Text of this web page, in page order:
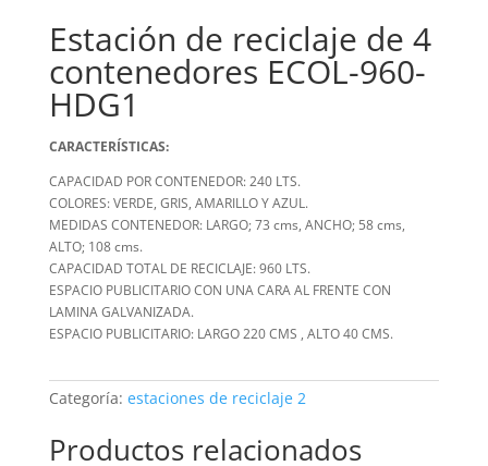
Estación de reciclaje de 4
contenedores ECOL-960-
HDG1
CARACTERÍSTICAS:
CAPACIDAD POR CONTENEDOR: 240 LTS.
COLORES: VERDE, GRIS, AMARILLO Y AZUL.
MEDIDAS CONTENEDOR: LARGO; 73 cms, ANCHO; 58 cms,
ALTO; 108 cms.
CAPACIDAD TOTAL DE RECICLAJE: 960 LTS.
ESPACIO PUBLICITARIO CON UNA CARA AL FRENTE CON
LAMINA GALVANIZADA.
ESPACIO PUBLICITARIO: LARGO 220 CMS , ALTO 40 CMS.
Categoría: estaciones de reciclaje 2
Productos relacionados